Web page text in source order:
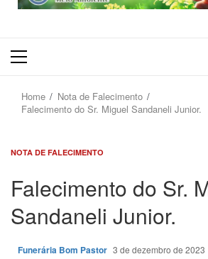
Primary
Home
Nota de Falecimento
Falecimento do Sr. Miguel Sandaneli Junior.
NOTA DE FALECIMENTO
Falecimento do Sr.
Sandaneli Junior.
Funerária Bom Pastor 3 de dezembro de 2023